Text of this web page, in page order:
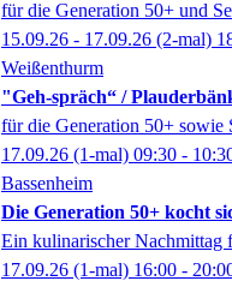
für die Generation 50+ und
15.09.26 - 17.09.26 (2-mal)
Weißenthurm
"Geh-spräch“ /
für die Generation 50+ sowie
17.09.26 (1-mal) 09:30 -
Bassenheim
Die Generation 50+ kocht
Ein kulinarischer Nachmittag
17.09.26 (1-mal) 16:00 -